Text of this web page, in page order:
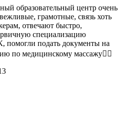
образовательный центр очень
грамотные, связь хоть
отвечают быстро,
специализацию
помогли подать документы на
по медицинскому массажу🧑‍⚕️